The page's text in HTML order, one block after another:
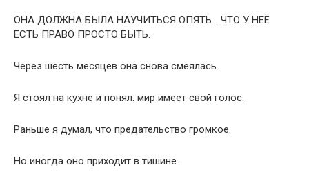
ОНА ДОЛЖНА БЫЛА НАУЧИТЬСЯ ОПЯТЬ… ЧТО У НЕЁ
ЕСТЬ ПРАВО ПРОСТО БЫТЬ.
Через шесть месяцев она снова смеялась.
Я стоял на кухне и понял: мир имеет свой голос.
Раньше я думал, что предательство громкое.
Но иногда оно приходит в тишине.